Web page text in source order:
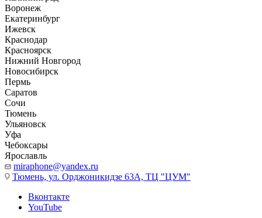
Воронеж
Екатеринбург
Ижевск
Краснодар
Красноярск
Нижний Новгород
Новосибирск
Пермь
Саратов
Сочи
Тюмень
Ульяновск
Уфа
Чебоксары
Ярославль
miraphone@yandex.ru
Тюмень, ул. Орджоникидзе 63А, ТЦ "ЦУМ"
Вконтакте
YouTube